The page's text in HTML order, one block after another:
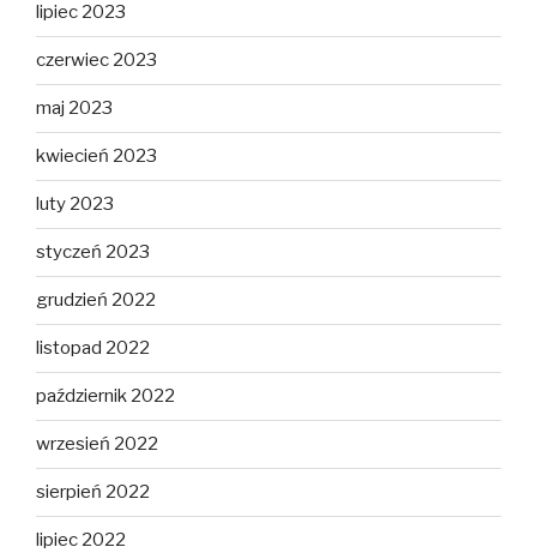
lipiec 2023
czerwiec 2023
maj 2023
kwiecień 2023
luty 2023
styczeń 2023
grudzień 2022
listopad 2022
październik 2022
wrzesień 2022
sierpień 2022
lipiec 2022